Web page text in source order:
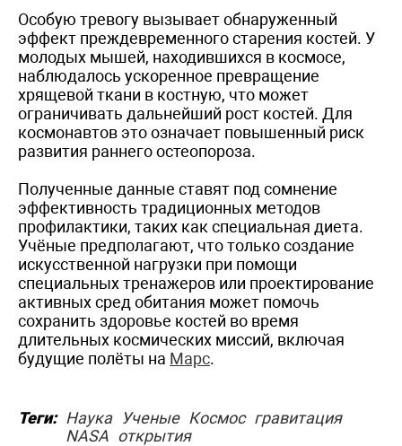
Особую тревогу вызывает обнаруженный
эффект преждевременного старения костей. У
молодых мышей, находившихся в космосе,
наблюдалось ускоренное превращение
хрящевой ткани в костную, что может
ограничивать дальнейший рост костей. Для
космонавтов это означает повышенный риск
развития раннего остеопороза.
Полученные данные ставят под сомнение
эффективность традиционных методов
профилактики, таких как специальная диета.
Учёные предполагают, что только создание
искусственной нагрузки при помощи
специальных тренажеров или проектирование
активных сред обитания может помочь
сохранить здоровье костей во время
длительных космических миссий, включая
будущие полёты на Марс.
Теги: Наука Ученые Космос гравитация
NASA открытия